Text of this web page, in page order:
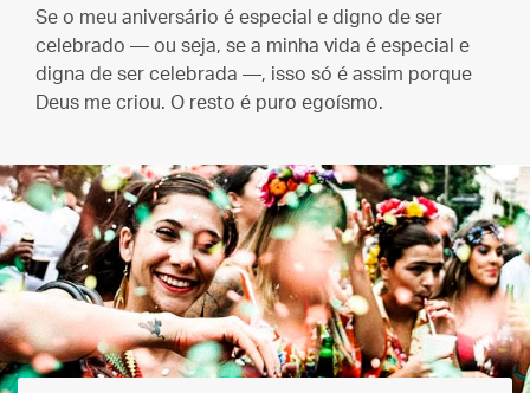
Se o meu aniversário é especial e digno de ser
celebrado — ou seja, se a minha vida é especial e
digna de ser celebrada —, isso só é assim porque
Deus me criou. O resto é puro egoísmo.